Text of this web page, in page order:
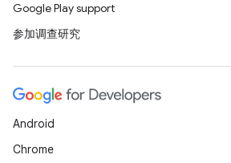
Google Play support
参加调查研究
Android
Chrome